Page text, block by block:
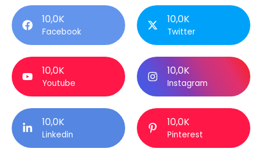
10,0K
Facebook
10,0K
Twitter
10,0K
Youtube
10,0K
Instagram
10,0K
Linkedin
10,0K
Pinterest